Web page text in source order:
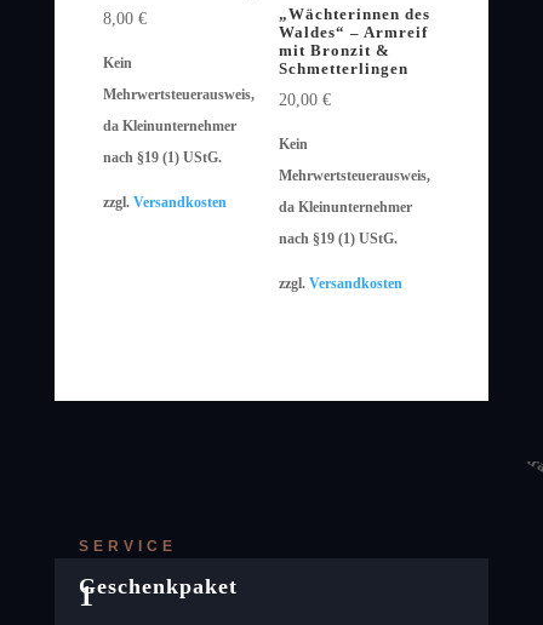
8,00 €
Kein
Mehrwertsteuerausweis,
da Kleinunternehmer
nach §19 (1) UStG.
zzgl. Versandkosten
„Wächterinnen des
Waldes“ – Armreif
mit Bronzit &
Schmetterlingen
20,00 €
Kein
Mehrwertsteuerausweis,
da Kleinunternehmer
nach §19 (1) UStG.
zzgl. Versandkosten
1
SERVICE
Geschenkpaket